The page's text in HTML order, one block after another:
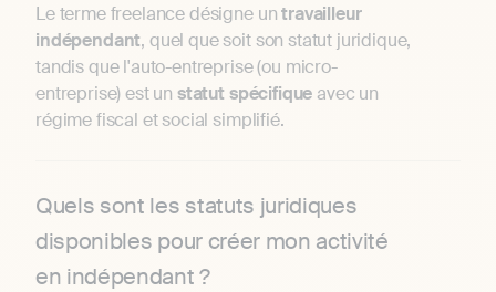
Le terme freelance désigne untravailleur
indépendant, quel que soit son statut juridique,
tandis que l'auto-entreprise (ou micro-
entreprise) est un statut spécifique avec un
régime fiscal et social simplifié.
Quels sont les statuts juridiques
disponibles pour créer mon activité
en indépendant ?